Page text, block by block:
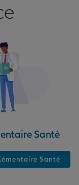
Santé
Santé